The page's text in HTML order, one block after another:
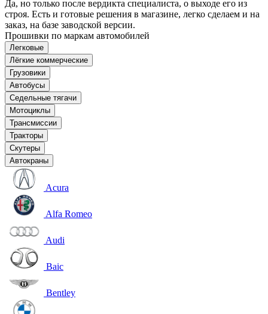
Да, но только после вердикта специалиста, о выходе его из
строя. Есть и готовые решения в магазине, легко сделаем и на
заказ, на базе заводской версии.
Прошивки по маркам автомобилей
Легковые
Лёгкие коммерческие
Грузовики
Автобусы
Седельные тягачи
Мотоциклы
Трансмиссии
Тракторы
Скутеры
Автокраны
Acura
Alfa Romeo
Audi
Baic
Bentley